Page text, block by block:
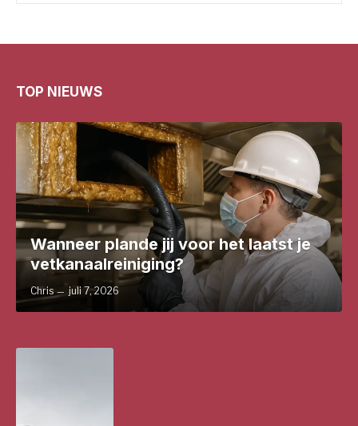
TOP NIEUWS
Wanneer plande jij voor het laatst je
vetkanaalreiniging?
Chris juli 7, 2026